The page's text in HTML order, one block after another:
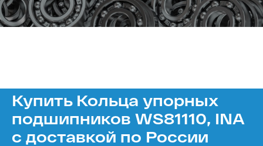
Купить Кольца упорных
подшипников WS81110, INA
с доставкой по России